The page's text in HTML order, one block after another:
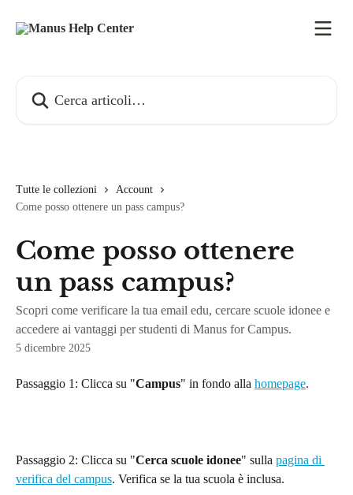
Tutte le collezioni
Account
Come posso ottenere un pass campus?
Come posso ottenere
un pass campus?
Scopri come verificare la tua email edu, cercare scuole idonee e
accedere ai vantaggi per studenti di Manus for Campus.
5 dicembre 2025
Passaggio 1: Clicca su "Campus" in fondo alla homepage.
Passaggio 2: Clicca su "Cerca scuole idonee" sulla pagina di
verifica del campus. Verifica se la tua scuola è inclusa.